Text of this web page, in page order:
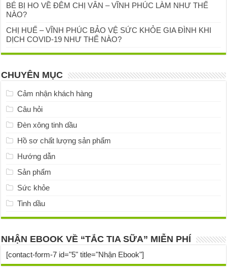
BÉ BỊ HO VỀ ĐÊM CHỊ VÂN – VĨNH PHÚC LÀM NHƯ THẾ
NÀO?
CHỊ HUẾ – VĨNH PHÚC BẢO VỆ SỨC KHỎE GIA ĐÌNH KHI
DỊCH COVID-19 NHƯ THẾ NÀO?
CHUYÊN MỤC
Cảm nhận khách hàng
Câu hỏi
Đèn xông tinh dầu
Hồ sơ chất lượng sản phẩm
Hướng dẫn
Sản phẩm
Sức khỏe
Tinh dầu
NHẬN EBOOK VỀ “TẮC TIA SỮA” MIỄN PHÍ
[contact-form-7 id="5" title="Nhận Ebook"]